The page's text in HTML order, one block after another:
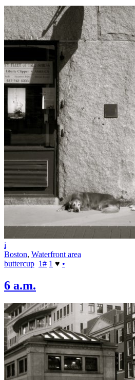
i
Boston, Waterfront area
buttercup 1# 1 ♥ •
6 a.m.